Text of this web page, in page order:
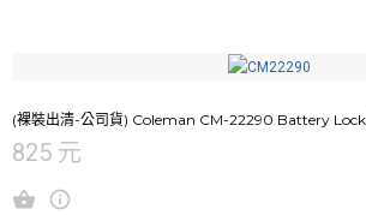
(裸裝出清-公司貨) Coleman CM-22290 Battery
825 元